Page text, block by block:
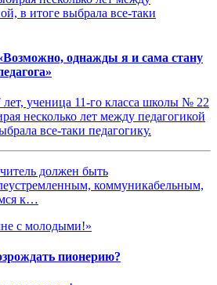
однажды я и сама стану
ученица 11-го класса школы № 22
несколько лет между педагогикой
все-таки педагогику.
должен быть
коммуникабельным,
к…
пионерию?